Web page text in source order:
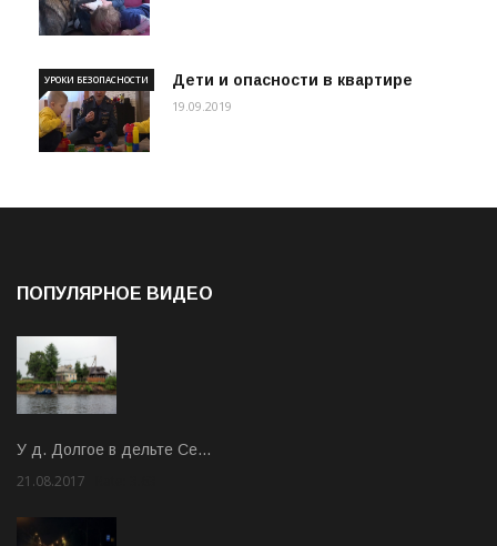
Дети и опасности в квартире
УРОКИ БЕЗОПАСНОСТИ
19.09.2019
ПОПУЛЯРНОЕ ВИДЕО
У д. Долгое в дельте Се…
21.08.2017